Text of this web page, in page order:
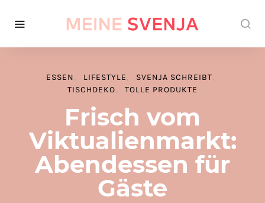
ESSEN LIFESTYLE
SVENJA SCHREIBT
TISCHDEKO
TOLLE PRODUKTE
Frisch vom
Viktualienmarkt:
Abendessen für
Gäste